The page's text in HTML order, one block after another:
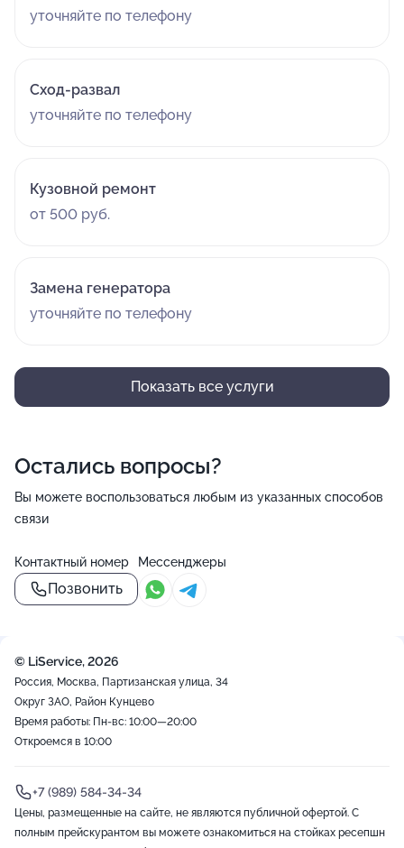
уточняйте по телефону
Сход-развал
уточняйте по телефону
Кузовной ремонт
от 500 руб.
Замена генератора
уточняйте по телефону
Показать все услуги
Остались вопросы?
Вы можете воспользоваться любым из указанных способов
связи
Контактный номер
Позвонить
Мессенджеры
© LiService, 2026
Россия, Москва, Партизанская улица, 34
Округ ЗАО, Район Кунцево
Время работы: Пн-вс: 10:00—20:00
Откроемся в 10:00
+7 (989) 584-34-34
Цены, размещенные на сайте, не являются публичной офертой. С
полным прейскурантом вы можете ознакомиться на стойках ресепшн